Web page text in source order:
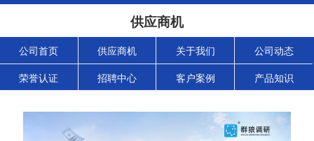
供应商机
公司首页 供应商机 关于我们 公司动态
荣誉认证 招聘中心 客户案例 产品知识